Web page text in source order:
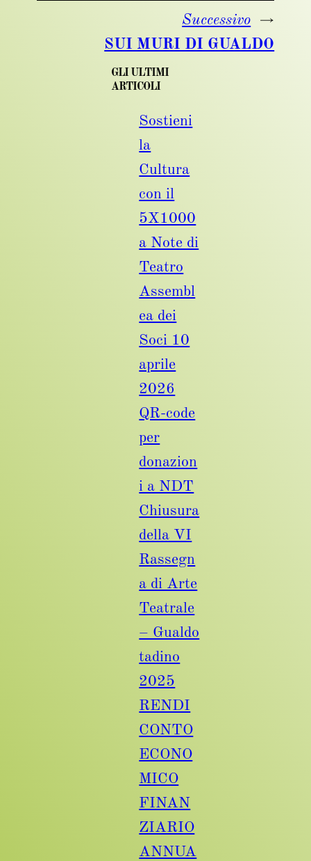
Successivo
→
SUI MURI DI GUALDO
GLI ULTIMI
ARTICOLI
Sostieni
la
Cultura
con il
5X1000
a Note di
Teatro
Assembl
ea dei
Soci 10
aprile
2026
QR-code
per
donazion
i a NDT
Chiusura
della VI
Rassegn
a di Arte
Teatrale
– Gualdo
tadino
2025
RENDI
CONTO
ECONO
MICO
FINAN
ZIARIO
ANNUA